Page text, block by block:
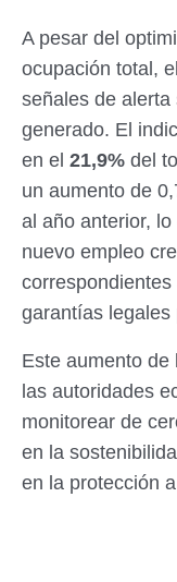
A pesar del
ocupación total,
señales de
generado. El
en el 21,9% del
un aumento de
al año anterior,
nuevo empleo
garantías legales
Este aumento
las autoridades
monitorear de
en la
en la protección